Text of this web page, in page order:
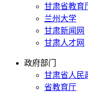
甘肃省教育
兰州大学
甘肃新闻网
甘肃人才网
政府部门
甘肃省人民
省教育厅